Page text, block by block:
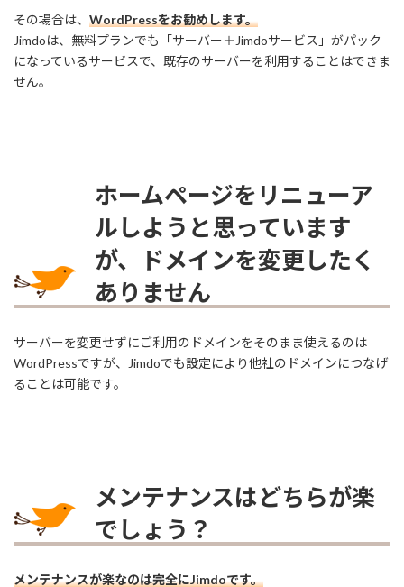
その場合は、 WordPressをお勧めします。
Jimdoは、無料プランでも「サーバー＋Jimdoサービス」がパック
になっているサービスで、既存のサーバーを利用することはできま
せん。
ホームページをリニューア
ルしようと思っています
が、ドメインを変更したく
ありません
サーバーを変更せずにご利用のドメインをそのまま使えるのは
WordPressですが、Jimdoでも設定により他社のドメインにつなげ
ることは可能です。
メンテナンスはどちらが楽
でしょう？
メンテナンスが楽なのは完全にJimdoです。